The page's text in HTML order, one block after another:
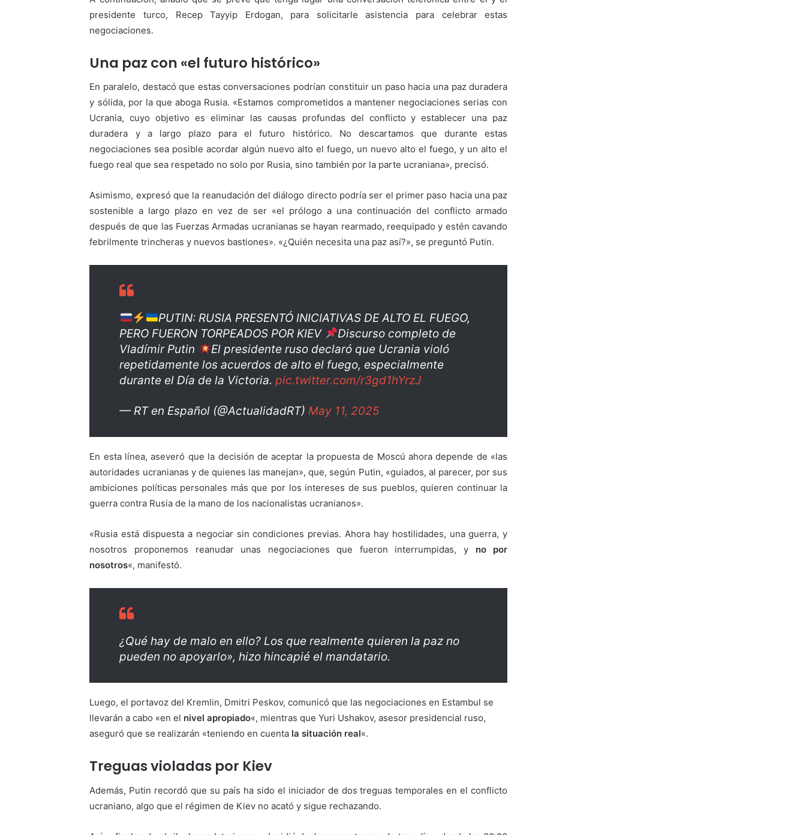
presidente turco, Recep Tayyip Erdogan, para solicitarle asistencia para celebrar estas
negociaciones.
Una paz con «el futuro histórico»
En paralelo, destacó que estas conversaciones podrían constituir un paso hacia una paz duradera
y sólida, por la que aboga Rusia. «Estamos comprometidos a mantener negociaciones serias con
Ucrania, cuyo objetivo es eliminar las causas profundas del conflicto y establecer una paz
duradera y a largo plazo para el futuro histórico. No descartamos que durante estas
negociaciones sea posible acordar algún nuevo alto el fuego, un nuevo alto el fuego, y un alto el
fuego real que sea respetado no solo por Rusia, sino también por la parte ucraniana», precisó.
Asimismo, expresó que la reanudación del diálogo directo podría ser el primer paso hacia una paz
sostenible a largo plazo en vez de ser «el prólogo a una continuación del conflicto armado
después de que las Fuerzas Armadas ucranianas se hayan rearmado, reequipado y estén cavando
febrilmente trincheras y nuevos bastiones». «¿Quién necesita una paz así?», se preguntó Putin.
PUTIN: RUSIA PRESENTÓ INICIATIVAS DE ALTO EL FUEGO,
PERO FUERON TORPEADOS POR KIEV
Discurso completo de
Vladímir Putin
El presidente ruso declaró que Ucrania violó
repetidamente los acuerdos de alto el fuego, especialmente
durante el Día de la Victoria.pic.twitter.com/r3gd1hYrzJ
— RT en Español (@ActualidadRT) May 11, 2025
En esta línea, aseveró que la decisión de aceptar la propuesta de Moscú ahora depende de «las
autoridades ucranianas y de quienes las manejan», que, según Putin, «guiados, al parecer, por sus
ambiciones políticas personales más que por los intereses de sus pueblos, quieren continuar la
guerra contra Rusia de la mano de los nacionalistas ucranianos».
«Rusia está dispuesta a negociar sin condiciones previas. Ahora hay hostilidades, una guerra, y
nosotros proponemos reanudar unas negociaciones que fueron interrumpidas, y no por
nosotros«, manifestó.
¿Qué hay de malo en ello? Los que realmente quieren la paz no
pueden no apoyarlo», hizo hincapié el mandatario.
Luego, el portavoz del Kremlin, Dmitri Peskov, comunicó que las negociaciones en Estambul se
llevarán a cabo «en el nivel apropiado«, mientras que Yuri Ushakov, asesor presidencial ruso,
aseguró que se realizarán «teniendo en cuenta la situación real«.
Treguas violadas por Kiev
Además, Putin recordó que su país ha sido el iniciador de dos treguas temporales en el conflicto
ucraniano, algo que el régimen de Kiev no acató y sigue rechazando.